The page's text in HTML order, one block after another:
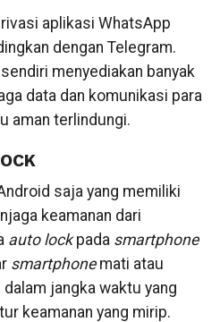
aplikasi WhatsApp
dengan Telegram.
menyediakan banyak
data dan komunikasi para
aman terlindungi.
saja yang memiliki
keamanan dari
auto lockpada smartphone
smartphonemati atau
jangka waktu yang
keamanan yang mirip.